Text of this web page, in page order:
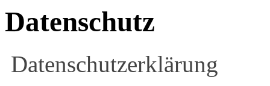
Datenschutz
Datenschutzerklärung